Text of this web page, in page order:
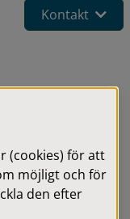
Kontakt
att få
det svenska
(cookies) för att
möjligt och för
den efter